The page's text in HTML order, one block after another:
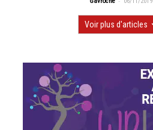
Voir plus d'articles